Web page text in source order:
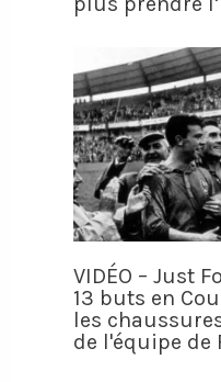
VIDÉO – Just
13 buts en
les
de l'équipe de